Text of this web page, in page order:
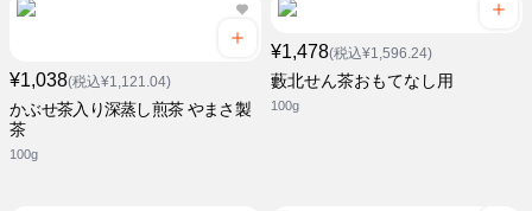
¥1,038(税込¥1,121.04)
かぶせ茶入り深蒸し煎茶 やまさ製
茶
100g
¥1,478(税込¥1,596.24)
藪北せん茶おもてなし用
100g